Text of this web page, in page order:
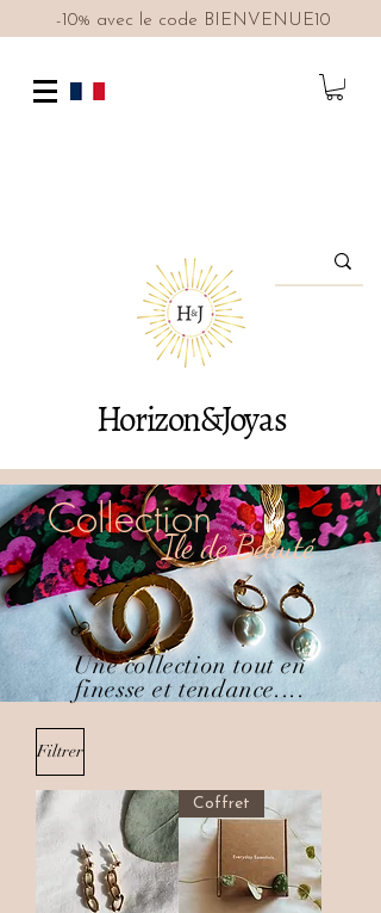
Horizon&Joyas
-10% avec le code BIENVENUE10
Collection
Ile de Beauté
Une collection tout en
finesse et tendance....
Filtrer
Coffret